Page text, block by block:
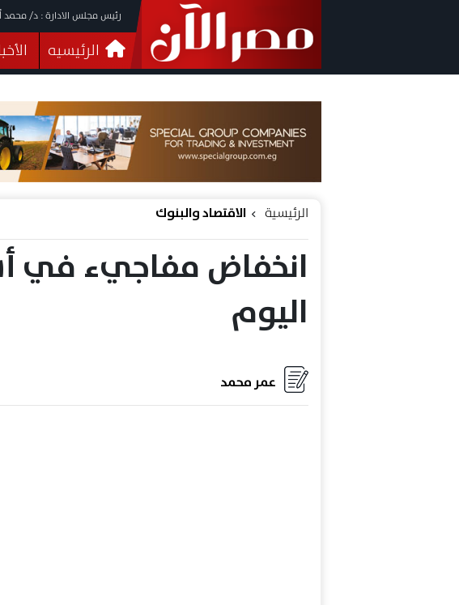
رئيس مجلس الادارة : د/ محمد
الرئيسيه
فيديوهات
الرئيسية الاقتصاد والبنوك
انخفاض مفاجيء في
اليوم
عمر محمد